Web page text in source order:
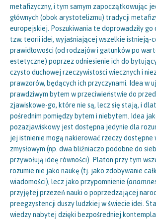
metafizyczny, i tym samym zapoczątkowując
głównych (obok arystotelizmu) tradycji
europejskiej. Poszukiwania te doprowadziły go
tzw. teorii idei, wyjaśniającej wszelkie istnieją-
prawidłowości (od rodzajów i gatunków po
estetyczne) poprzez odniesienie ich do
czysto duchowej rzeczywistości wiecznych i
prawzorów, będących ich przyczynami. Idea w
prawdziwym bytem w przeciwieństwie do
zjawiskowe-go, które nie są, lecz się stają, i
pośrednim pomiędzy bytem i niebytem. Idea
pozazjawiskowy jest dostępna jedynie dla
jej istnienie mogą nakierować rzeczy dostępne
zmysłowym (np. dwa bliźniaczo podobne do
przywołują ideę równości). Platon przy tym
rozumie nie jako naukę (tj. jako zdobywanie
wiadomości), lecz jako przypomnienie (
przyjętej przezeń nauki o poprzedzającej
preegzystencji duszy ludzkiej w świecie idei.
wiedzy nabytej dzięki bezpośredniej